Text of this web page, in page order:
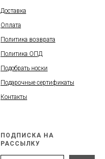
Доставка
Оплата
Политика возврата
Политика ОПД
Подобрать носки
Подарочные сертификаты
Контакты
ПОДПИСКА НА
РАССЫЛКУ